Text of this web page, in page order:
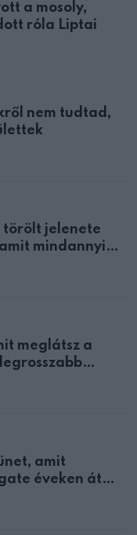
a mosoly,
róla Liptai
nem tudtad,
törölt jelenete
mindannyian
meglátsz a
amit
éveken át